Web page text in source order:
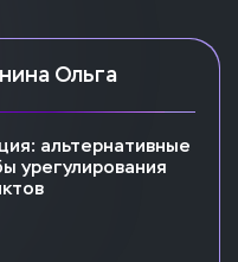
Ольга
альтернативные
урегулирования